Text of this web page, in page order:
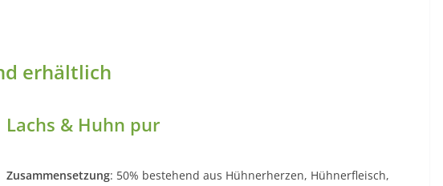
erhältlich
Lachs & Huhn pur
Zusammensetzung: 50% bestehend aus Hühnerherzen, Hühnerfleisch,